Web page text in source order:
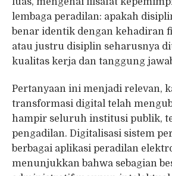
lembaga peradilan: apakah
benar identik dengan kehadiran
atau justru disiplin seharusnya
kualitas kerja dan tanggung
Pertanyaan ini menjadi relevan,
transformasi digital telah
hampir seluruh institusi publik,
pengadilan. Digitalisasi sistem
berbagai aplikasi peradilan
menunjukkan bahwa sebagian